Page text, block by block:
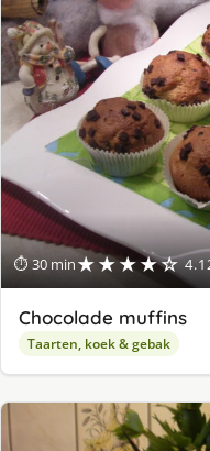
⏱ 30 min★★★★☆
Chocolade muffins
Taarten, koek & gebak